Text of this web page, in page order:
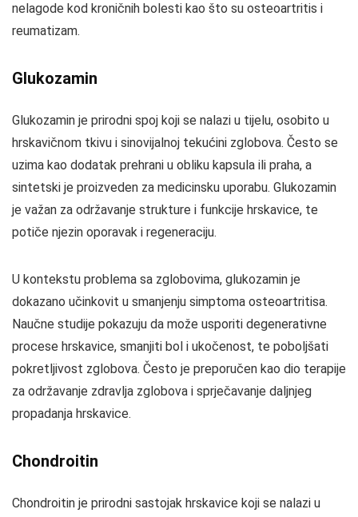
nelagode kod kroničnih bolesti kao što su osteoartritis i
reumatizam.
Glukozamin
Glukozamin je prirodni spoj koji se nalazi u tijelu, osobito u
hrskavičnom tkivu i sinovijalnoj tekućini zglobova. Često se
uzima kao dodatak prehrani u obliku kapsula ili praha, a
sintetski je proizveden za medicinsku uporabu. Glukozamin
je važan za održavanje strukture i funkcije hrskavice, te
potiče njezin oporavak i regeneraciju.
U kontekstu problema sa zglobovima, glukozamin je
dokazano učinkovit u smanjenju simptoma osteoartritisa.
Naučne studije pokazuju da može usporiti degenerativne
procese hrskavice, smanjiti bol i ukočenost, te poboljšati
pokretljivost zglobova. Često je preporučen kao dio terapije
za održavanje zdravlja zglobova i sprječavanje daljnjeg
propadanja hrskavice.
Chondroitin
Chondroitin je prirodni sastojak hrskavice koji se nalazi u